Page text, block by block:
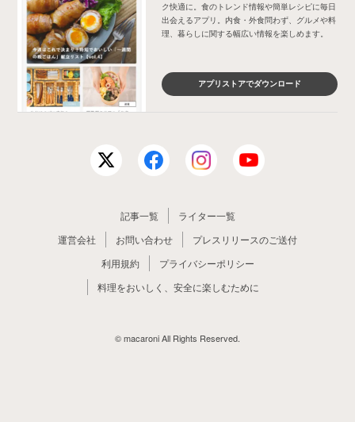
ク快適に。食のトレンド情報や簡単レシピに毎日
出会えるアプリ。内食・外食問わず、グルメや料
理、暮らしに関する幅広い情報を楽しめます。
アプリストアでダウンロード
記事一覧
ライター一覧
運営会社
お問い合わせ
プレスリリースのご送付
利用規約
プライバシーポリシー
料理をおいしく、安全に楽しむために
© macaroni All Rights Reserved.